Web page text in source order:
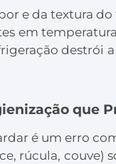
e da textura
em
destrói
que
é um erro
rúcula,